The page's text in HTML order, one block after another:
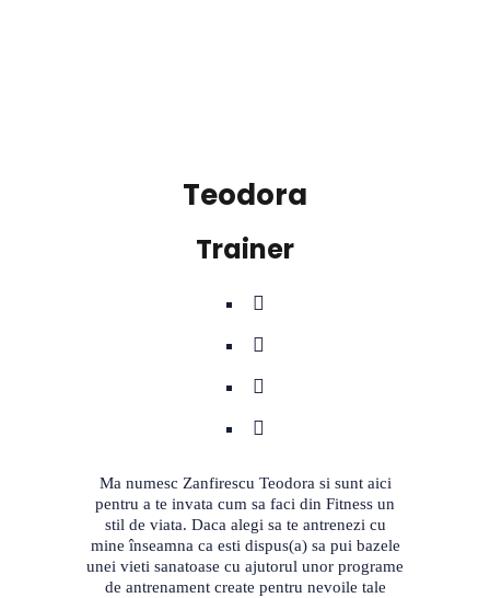
Teodora
Trainer
Ma numesc Zanfirescu Teodora si sunt aici
pentru a te invata cum sa faci din Fitness un
stil de viata. Daca alegi sa te antrenezi cu
mine înseamna ca esti dispus(a) sa pui bazele
unei vieti sanatoase cu ajutorul unor programe
de antrenament create pentru nevoile tale